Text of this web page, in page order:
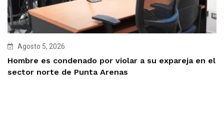
Agosto 5, 2026
Hombre es condenado por violar a su expareja en el
sector norte de Punta Arenas